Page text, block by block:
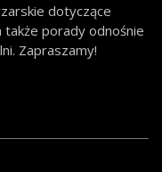
dotyczące
także porady odnośnie
Zapraszamy!